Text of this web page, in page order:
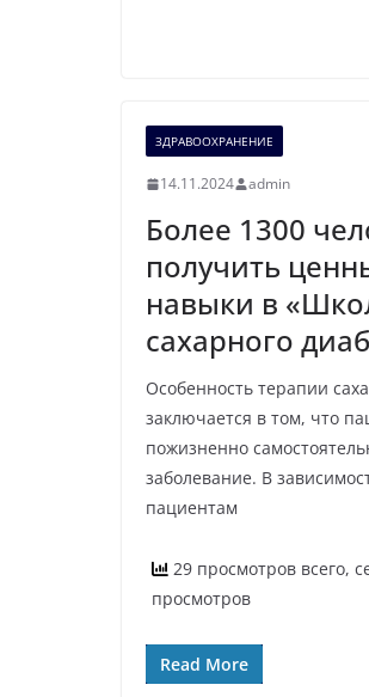
ЗДРАВООХРАНЕНИЕ
14.11.2024 admin
Более 1300
получить
навыки в
сахарного
Особенность терапии
заключается в том, что
пожизненно
заболевание. В
пациентам
29 просмотров всего,
просмотров
Read More